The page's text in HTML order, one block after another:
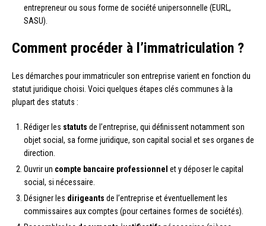
entrepreneur ou sous forme de société unipersonnelle (EURL,
SASU).
Comment procéder à l’immatriculation ?
Les démarches pour immatriculer son entreprise varient en fonction du
statut juridique choisi. Voici quelques étapes clés communes à la
plupart des statuts :
Rédiger les statuts de l’entreprise, qui définissent notamment son
objet social, sa forme juridique, son capital social et ses organes de
direction.
Ouvrir un compte bancaire professionnel et y déposer le capital
social, si nécessaire.
Désigner les dirigeants de l’entreprise et éventuellement les
commissaires aux comptes (pour certaines formes de sociétés).